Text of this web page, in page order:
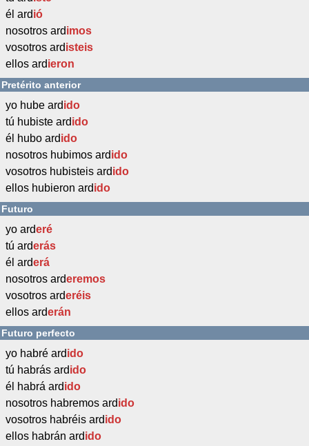
él ardió
nosotros ardimos
vosotros ardisteis
ellos ardieron
Pretérito anterior
yo hube ardido
tú hubiste ardido
él hubo ardido
nosotros hubimos ardido
vosotros hubisteis ardido
ellos hubieron ardido
Futuro
yo arderé
tú arderás
él arderá
nosotros arderemos
vosotros arderéis
ellos arderán
Futuro perfecto
yo habré ardido
tú habrás ardido
él habrá ardido
nosotros habremos ardido
vosotros habréis ardido
ellos habrán ardido